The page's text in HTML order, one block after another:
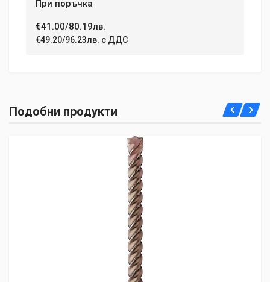
При поръчка
€41.00/80.19лв.
€49.20/96.23лв. с ДДС
Подобни продукти